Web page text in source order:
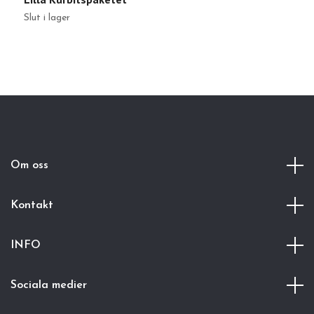
Slut i lager
Om oss
Kontakt
INFO
Sociala medier